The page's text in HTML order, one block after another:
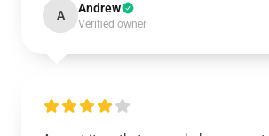
A Andrew
Verified owner